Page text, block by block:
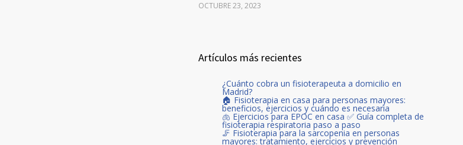
OCTUBRE 23, 2023
Artículos más recientes
¿Cuánto cobra un fisioterapeuta a domicilio en
Madrid?
🏠 Fisioterapia en casa para personas mayores:
beneficios, ejercicios y cuándo es necesaria
🫁 Ejercicios para EPOC en casa ✅ Guía completa de
fisioterapia respiratoria paso a paso
🦵 Fisioterapia para la sarcopenia en personas
mayores: tratamiento, ejercicios y prevención